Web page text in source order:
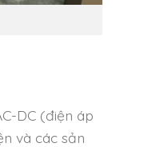
DC (điện áp
và các sản